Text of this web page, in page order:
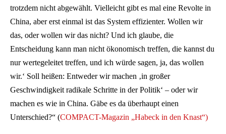
trotzdem nicht abgewählt. Vielleicht gibt es mal eine Revolte in
China, aber erst einmal ist das System effizienter. Wollen wir
das, oder wollen wir das nicht? Und ich glaube, die
Entscheidung kann man nicht ökonomisch treffen, die kannst du
nur wertegeleitet treffen, und ich würde sagen, ja, das wollen
wir.‘ Soll heißen: Entweder wir machen ‚in großer
Geschwindigkeit radikale Schritte in der Politik‘ – oder wir
machen es wie in China. Gäbe es da überhaupt einen
Unterschied?“ (COMPACT-Magazin „Habeck in den Knast“)